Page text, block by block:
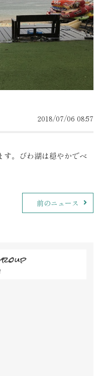
2018/07/06 08:57
す。びわ湖は穏やかでベ
前のニュース